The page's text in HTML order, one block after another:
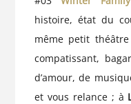
histoire, état du
même petit
compatissant,
d’amour, de
et vous relance ; à